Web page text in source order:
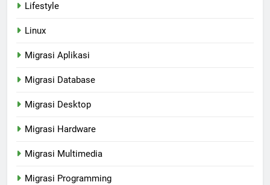
Lifestyle
Linux
Migrasi Aplikasi
Migrasi Database
Migrasi Desktop
Migrasi Hardware
Migrasi Multimedia
Migrasi Programming